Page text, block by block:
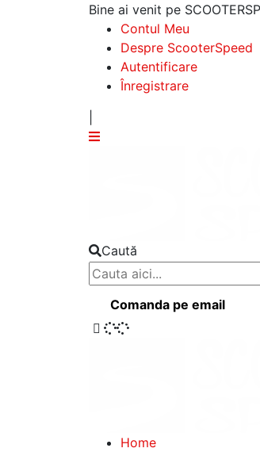
Bine ai venit pe
Contul Meu
Despre ScooterSpeed
Autentificare
Înregistrare
Caută
Comanda pe email
Home